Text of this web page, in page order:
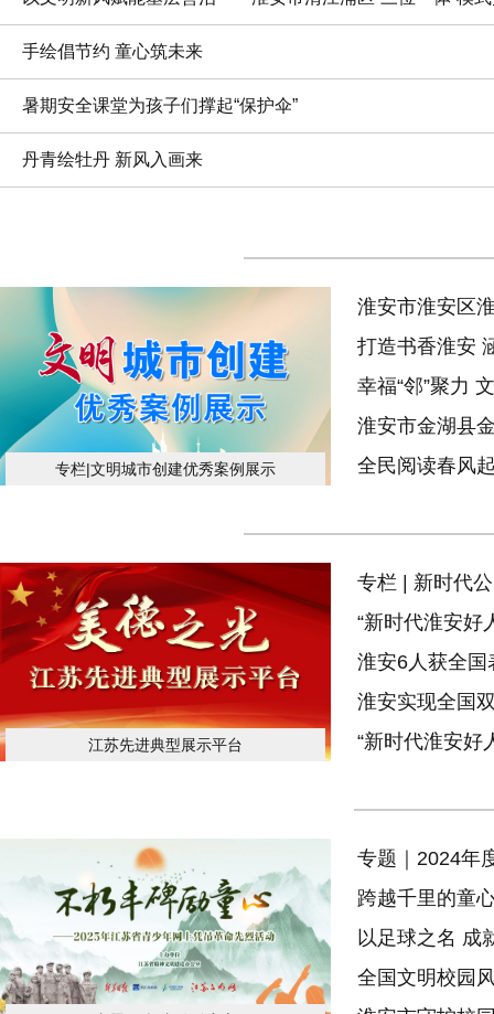
手绘倡节约 童心筑未来
暑期安全课堂为孩子们撑起“保护伞”
丹青绘牡丹 新风入画来
专栏|文明城市创建优秀案例展示
淮安市淮安区
暖”工程 文明
打造书香淮安
幸福“邻”聚力
淮安市金湖县
全民阅读春风
江苏先进典型展示平台
专栏 | 新时代
“新时代淮安好
淮安6人获全国
淮安实现全国
“新时代淮安好
专题｜2024年
跨越千里的童
以足球之名 成
全国文明校园